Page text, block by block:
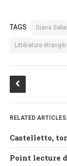
TAGS Diana
Littérature
RELATED ARTICLES.
Point lecture